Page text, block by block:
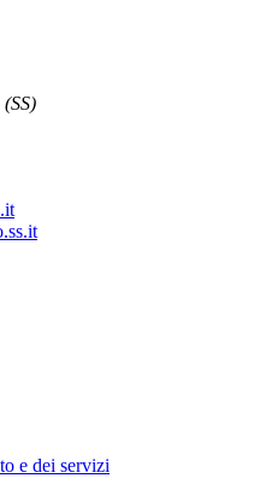
e dei servizi